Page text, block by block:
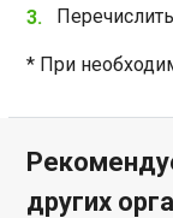
* При
других